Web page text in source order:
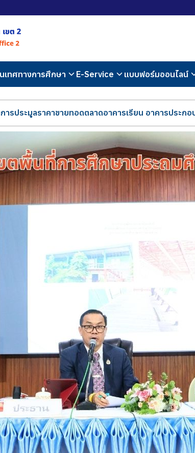
เทศทางการศึกษา E-Service แบบฟอร์มออนไลน์
ารประมูลราคาขายทอดตลาดอาคารเรียน อาคารประก